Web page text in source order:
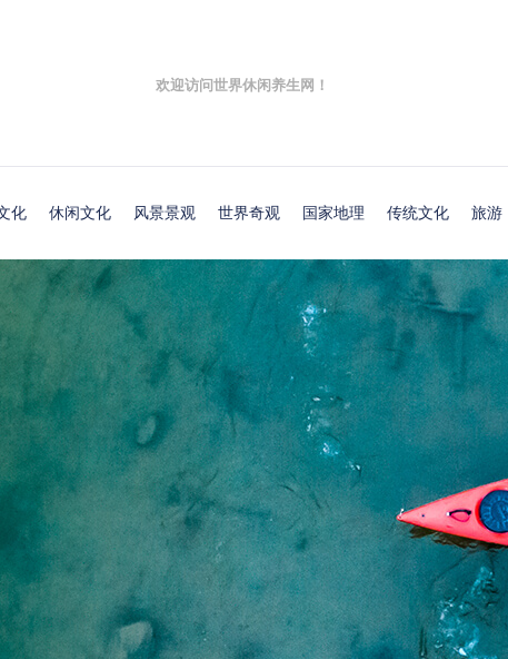
欢迎访问世界休闲养生网！
化 休闲文化 风景景观 世界奇观 国家地理 传统文化 旅游